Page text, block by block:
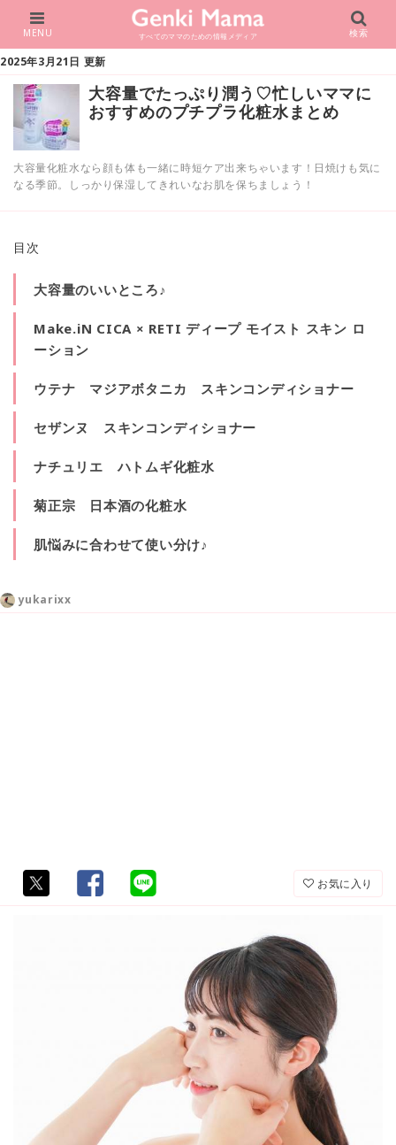
すべてのママのための情報メディア
MENU 検索
2025年3月21日 更新
大容量でたっぷり潤う♡忙しいママに
おすすめのプチプラ化粧水まとめ
大容量化粧水なら顔も体も一緒に時短ケア出来ちゃいます！日焼けも気に
なる季節。しっかり保湿してきれいなお肌を保ちましょう！
目次
大容量のいいところ♪
Make.iN CICA × RETI ディープ モイスト スキン ロ
ーション
ウテナ マジアボタニカ スキンコンディショナー
セザンヌ スキンコンディショナー
ナチュリエ ハトムギ化粧水
菊正宗 日本酒の化粧水
肌悩みに合わせて使い分け♪
yukarixx
お気に入り